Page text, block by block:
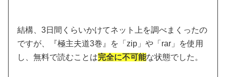
結構、3日間くらいかけてネット上を調べまくったの
ですが、『極主夫道3巻』を「zip」や「rar」を使用
し、無料で読むことは完全に不可能な状態でした。